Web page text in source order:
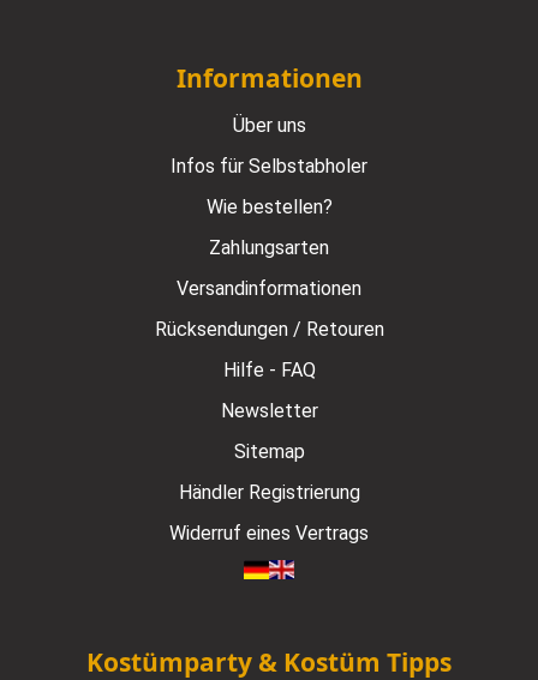
Informationen
Über uns
Infos für Selbstabholer
Wie bestellen?
Zahlungsarten
Versandinformationen
Rücksendungen / Retouren
Hilfe - FAQ
Newsletter
Sitemap
Händler Registrierung
Widerruf eines Vertrags
Kostümparty & Kostüm Tipps